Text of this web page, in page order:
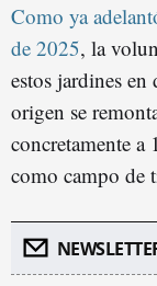
Como ya
de 2025, la
estos jardines
origen se
concretamente a
como campo de